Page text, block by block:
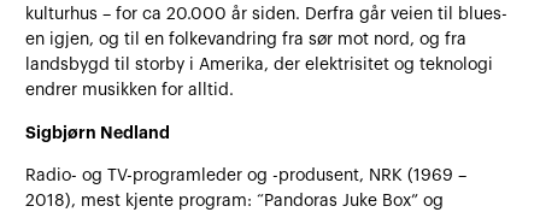
kulturhus – for ca 20.000 år siden. Derfra går veien til blues-
en igjen, og til en folkevandring fra sør mot nord, og fra
landsbygd til storby i Amerika, der elektrisitet og teknologi
endrer musikken for alltid.
Sigbjørn Nedland
Radio- og TV-programleder og -produsent, NRK (1969 –
2018), mest kjente program: “Pandoras Juke Box” og